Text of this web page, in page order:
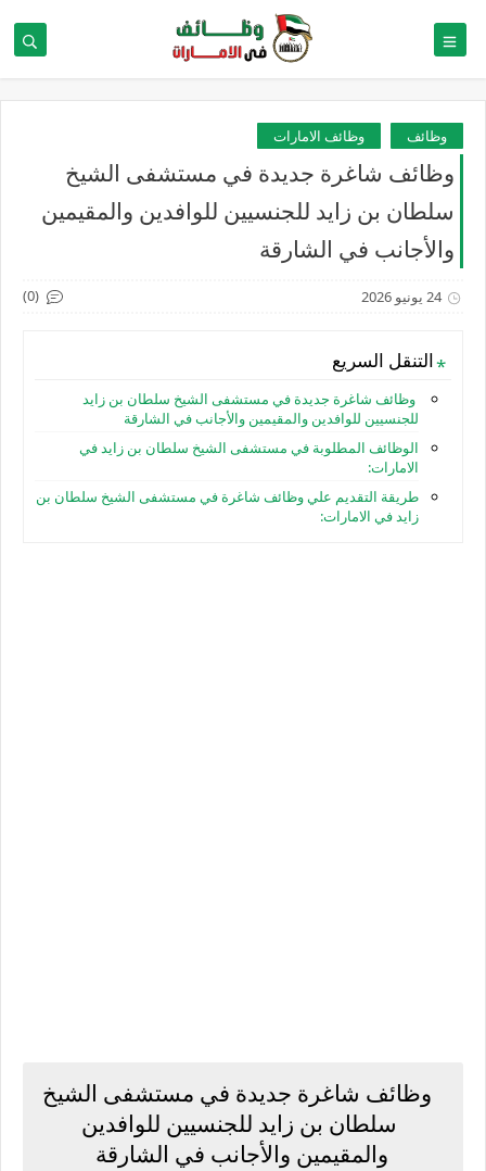
وظائف وظائف الامارات
وظائف شاغرة جديدة في مستشفى الشيخ
سلطان بن زايد للجنسيين للوافدين والمقيمين
والأجانب في الشارقة
24 يونيو 2026 (0)
التنقل السريع
وظائف شاغرة جديدة في مستشفى الشيخ سلطان بن زايد
للجنسيين للوافدين والمقيمين والأجانب في الشارقة
الوظائف المطلوبة في مستشفى الشيخ سلطان بن زايد في
الامارات:
طريقة التقديم علي وظائف شاغرة في مستشفى الشيخ سلطان بن
زايد في الامارات:
وظائف شاغرة جديدة في مستشفى الشيخ
سلطان بن زايد للجنسيين للوافدين
والمقيمين والأجانب في الشارقة